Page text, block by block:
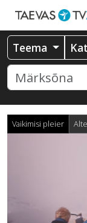
Teema
Vaikimisi pleier